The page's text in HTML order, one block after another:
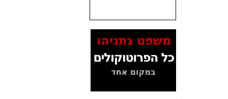
המסמכים בנושא בזק-
Yes (תיק 4000)
לאיש הלא נכון! -כאן
עובדות ומסמכים